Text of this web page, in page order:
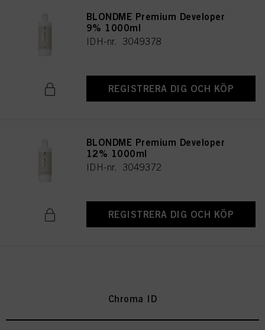
BLONDME Premium Developer
9% 1000ml
IDH-nr. 3049378
REGISTRERA DIG OCH KÖP
BLONDME Premium Developer
12% 1000ml
IDH-nr. 3049372
REGISTRERA DIG OCH KÖP
Chroma ID
som är tekniskt nödvändiga för att tillhandahålla denna webbplats.